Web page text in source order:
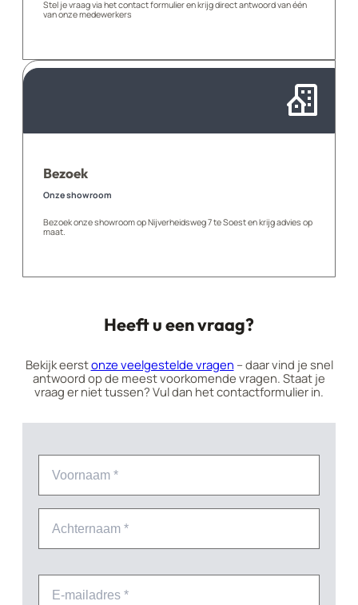
Stel je vraag via het contact formulier en krijg direct antwoord van één
van onze medewerkers
Bezoek
Onze showroom
Bezoek onze showroom op Nijverheidsweg 7 te Soest en krijg advies op
maat.
Heeft u een vraag?
Bekijk eerstonze veelgestelde vragen – daar vind je snel
antwoord op de meest voorkomende vragen. Staat je
vraag er niet tussen? Vul dan het contactformulier in.